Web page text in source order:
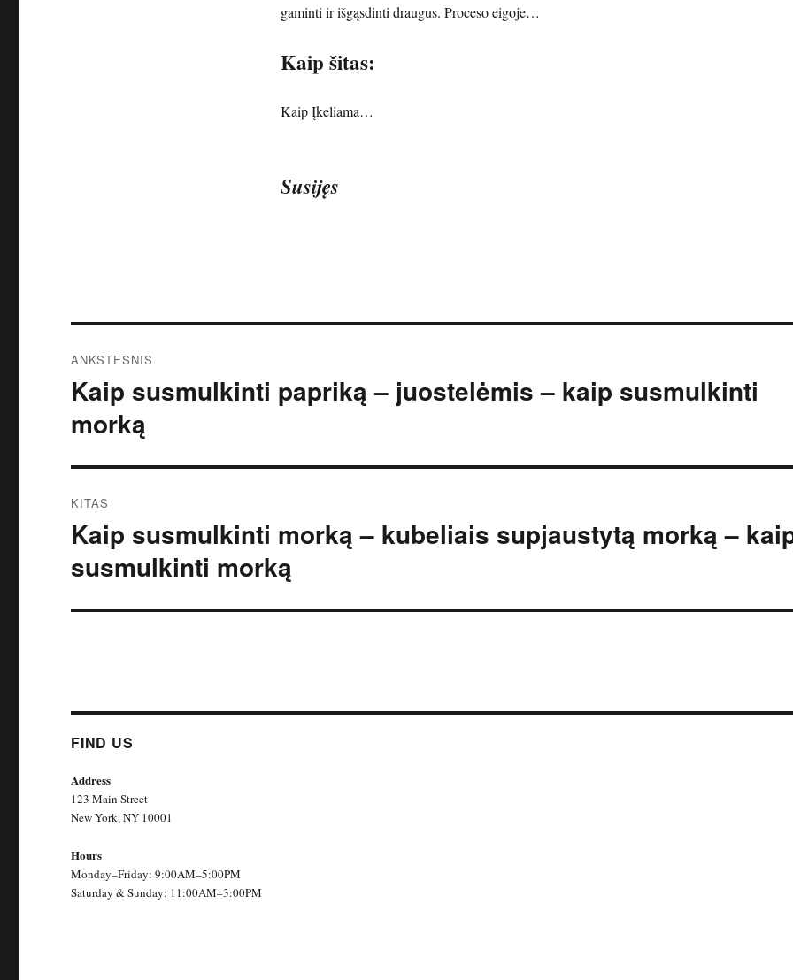
gaminti ir išgąsdinti draugus. Proceso eigoje…
Kaip šitas:
KaipĮkeliama…
Susijęs
tarp
įrašų
ANKSTESNIS
Ankstesnis
įrašas:
Kaip susmulkinti papriką – juostelėmis – kaip susmulkinti
morką
KITAS
Kitas
įrašas:
Kaip susmulkinti morką – kubeliais supjaustytą morką –
susmulkinti morką
FIND US
Address
123 Main Street
New York, NY 10001
Hours
Monday–Friday: 9:00AM–5:00PM
Saturday & Sunday: 11:00AM–3:00PM